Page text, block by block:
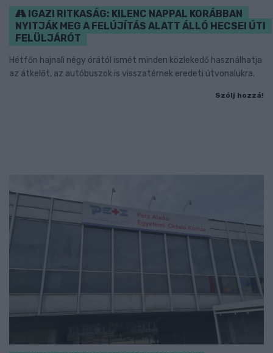
IGAZI RITKASÁG: KILENC NAPPAL KORÁBBAN
NYITJÁK MEG A FELÚJÍTÁS ALATT ÁLLÓ HECSEI ÚTI
FELÜLJÁRÓT
Hétfőn hajnali négy órától ismét minden közlekedő használhatja
az átkelőt, az autóbuszok is visszatérnek eredeti útvonalukra.
Szólj hozzá!